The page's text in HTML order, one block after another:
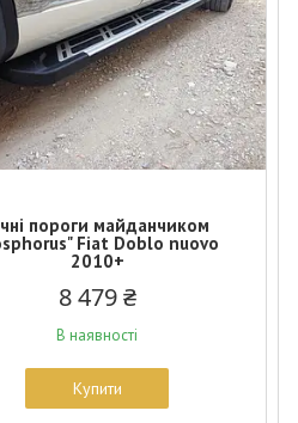
пороги майданчиком
Fiat Doblo nuovo
2010+
8 479 ₴
В наявності
Купити